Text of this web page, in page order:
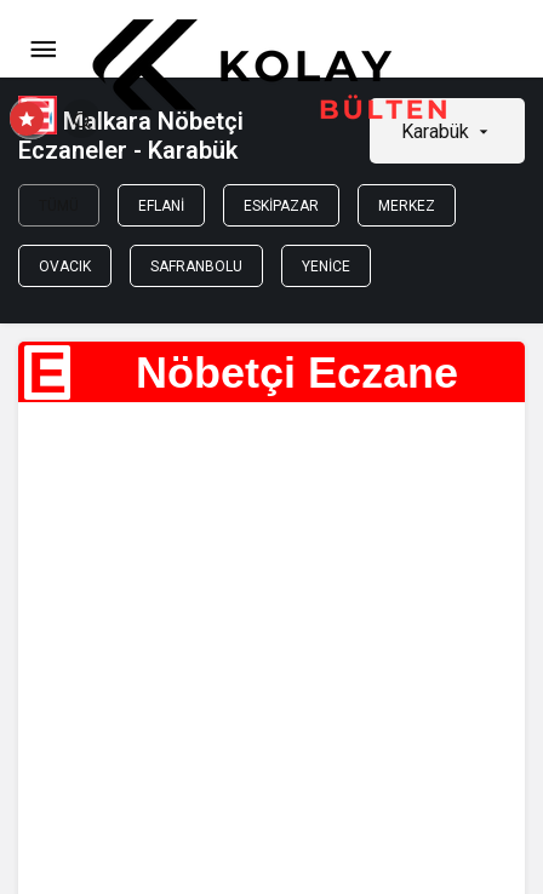
Malkara Nöbetçi
Eczaneler - Karabük
Karabük
EFLANI ESKIPAZAR MERKEZ
OVACIK SAFRANBOLU YENICE
E Nöbetçi Eczane